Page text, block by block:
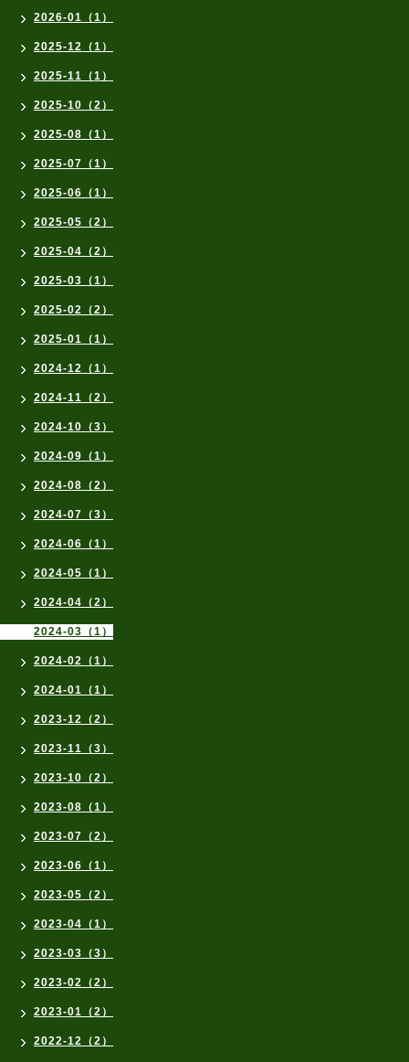
2026-01（1）
2025-12（1）
2025-11（1）
2025-10（2）
2025-08（1）
2025-07（1）
2025-06（1）
2025-05（2）
2025-04（2）
2025-03（1）
2025-02（2）
2025-01（1）
2024-12（1）
2024-11（2）
2024-10（3）
2024-09（1）
2024-08（2）
2024-07（3）
2024-06（1）
2024-05（1）
2024-04（2）
2024-03（1）
2024-02（1）
2024-01（1）
2023-12（2）
2023-11（3）
2023-10（2）
2023-08（1）
2023-07（2）
2023-06（1）
2023-05（2）
2023-04（1）
2023-03（3）
2023-02（2）
2023-01（2）
2022-12（2）